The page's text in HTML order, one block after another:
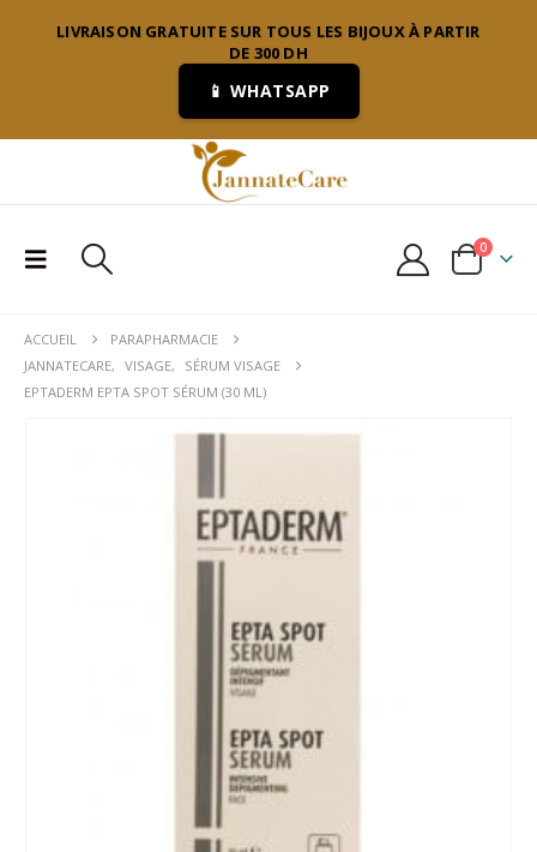
LIVRAISON GRATUITE SUR TOUS LES BIJOUX À PARTIR
DE 300 DH
📱 WHATSAPP
0
ACCUEIL
PARAPHARMACIE
JANNATECARE, VISAGE,
SÉRUM VISAGE
EPTADERM EPTA SPOT SÉRUM (30 ML)